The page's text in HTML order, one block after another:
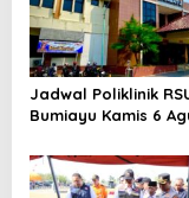
Jadwal Poliklinik
Bumiayu Kamis 6
Dokter Sebelum